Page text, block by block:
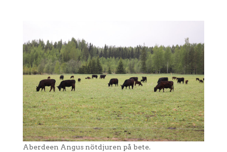
Aberdeen Angus nötdjuren på bete.